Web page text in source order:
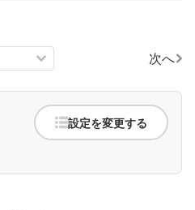
次へ
設定を変更する